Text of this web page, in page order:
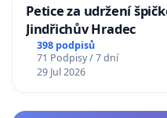
Petice za udržení
Jindřichův Hradec
398 podpisů
71 Podpisy / 7 dní
29 Jul 2026